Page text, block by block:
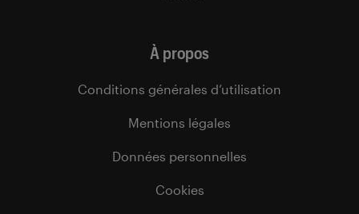
À propos
Conditions générales d’utilisation
Mentions légales
Données personnelles
Cookies